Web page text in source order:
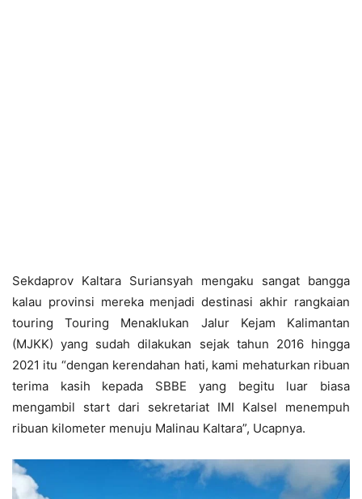
Sekdaprov Kaltara Suriansyah mengaku sangat bangga
kalau provinsi mereka menjadi destinasi akhir rangkaian
touring Touring Menaklukan Jalur Kejam Kalimantan
(MJKK) yang sudah dilakukan sejak tahun 2016 hingga
2021 itu “dengan kerendahan hati, kami mehaturkan ribuan
terima kasih kepada SBBE yang begitu luar biasa
mengambil start dari sekretariat IMI Kalsel menempuh
ribuan kilometer menuju Malinau Kaltara”, Ucapnya.